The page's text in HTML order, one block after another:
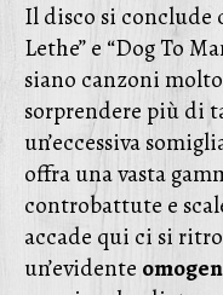
Il disco si conclude
Lethe” e “Dog To
siano canzoni
sorprendere più di
un’eccessiva
offra una vasta
controbattute e
accade qui ci si
un’evidente